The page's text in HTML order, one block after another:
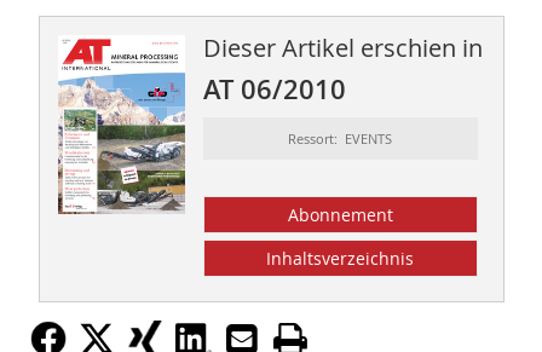
Dieser Artikel erschien in
AT 06/2010
Ressort: EVENTS
Abonnement
Inhaltsverzeichnis